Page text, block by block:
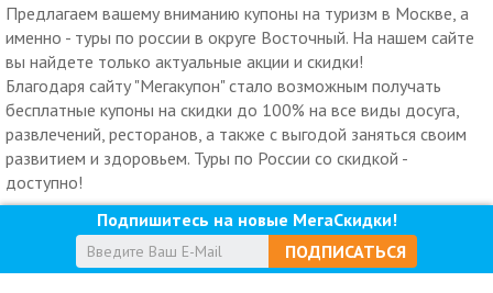
Предлагаем вашему вниманию купоны на туризм в Москве, а
именно - туры по россии в округе Восточный. На нашем сайте
вы найдете только актуальные акции и скидки!
Благодаря сайту "Мегакупон" стало возможным получать
бесплатные купоны на скидки до 100% на все виды досуга,
развлечений, ресторанов, а также с выгодой заняться своим
развитием и здоровьем. Туры по России со скидкой -
доступно!
Подпишитесь на новые МегаСкидки!
ПОДПИСАТЬСЯ